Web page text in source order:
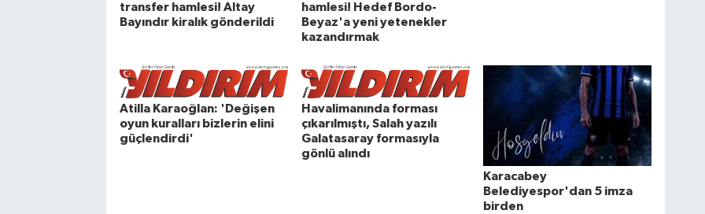
transfer hamlesi! Altay
Bayındır kiralık gönderildi
hamlesi! Hedef Bordo-
Beyaz'a yeni yetenekler
kazandırmak
Atilla Karaoğlan: 'Değişen
oyun kuralları bizlerin elini
güçlendirdi'
Havalimanında forması
çıkarılmıştı, Salah yazılı
Galatasaray formasıyla
gönlü alındı
Karacabey
Belediyespor'dan 5 imza
birden